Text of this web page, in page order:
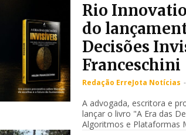
Rio
do
Decisões
Franceschini
Redação ErreJota Notícias -
A advogada, escritora e
lançar o livro "A Era das
Algoritmos e Plataformas